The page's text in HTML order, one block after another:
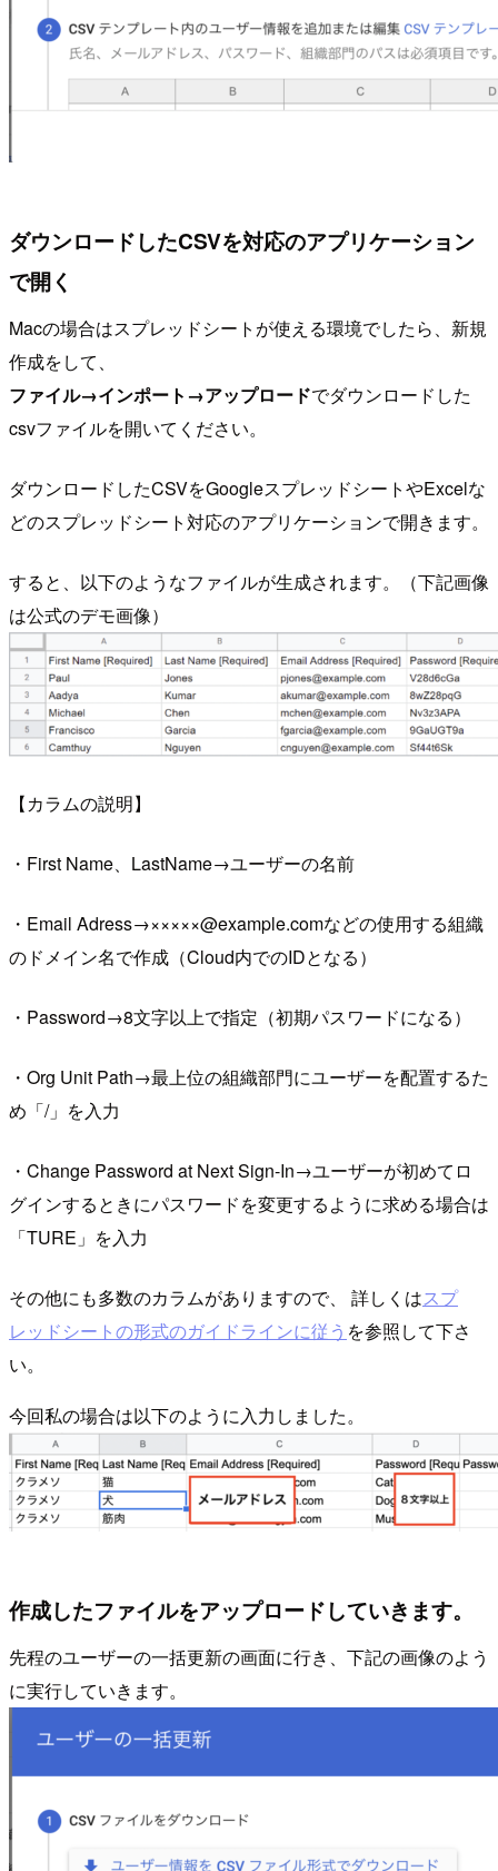
ダウンロードしたCSVを対応のアプリケーション
で開く
Macの場合はスプレッドシートが使える環境でしたら、新規
作成をして、
ファイル→インポート→アップロードでダウンロードした
csvファイルを開いてください。
ダウンロードしたCSVをGoogleスプレッドシートやExcelな
どのスプレッドシート対応のアプリケーションで開きます。
すると、以下のようなファイルが生成されます。（下記画像
は公式のデモ画像）
【カラムの説明】
・First Name、LastName→ユーザーの名前
・Email Adress→×××××@example.comなどの使用する組織
のドメイン名で作成（Cloud内でのIDとなる）
・Password→8文字以上で指定（初期パスワードになる）
・Org Unit Path→最上位の組織部門にユーザーを配置するた
め「/」を入力
・Change Password at Next Sign-In→ユーザーが初めてロ
グインするときにパスワードを変更するように求める場合は
「TURE」を入力
その他にも多数のカラムがありますので、 詳しくはスプ
レッドシートの形式のガイドラインに従う を参照して下さ
い。
今回私の場合は以下のように入力しました。
作成したファイルをアップロードしていきます。
先程のユーザーの一括更新の画面に行き、下記の画像のよう
に実行していきます。